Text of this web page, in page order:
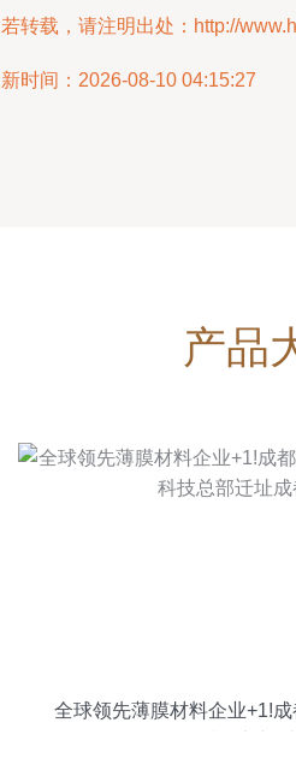
转载，请注明出处：http://
时间：2026-08-10 04:15:27
产品
全球领先薄膜材料企业+1!